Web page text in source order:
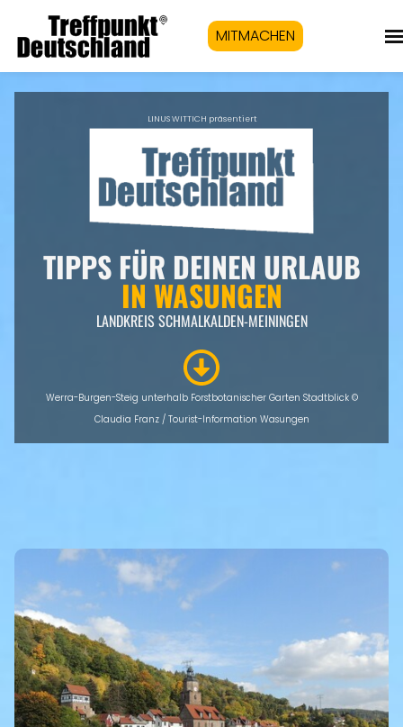
MITMACHEN
LINUS WITTICH präsentiert
TIPPS FÜR DEINEN URLAUB
IN WASUNGEN
LANDKREIS SCHMALKALDEN-MEININGEN
Werra-Burgen-Steig unterhalb Forstbotanischer Garten Stadtblick ©
Claudia Franz / Tourist-Information Wasungen